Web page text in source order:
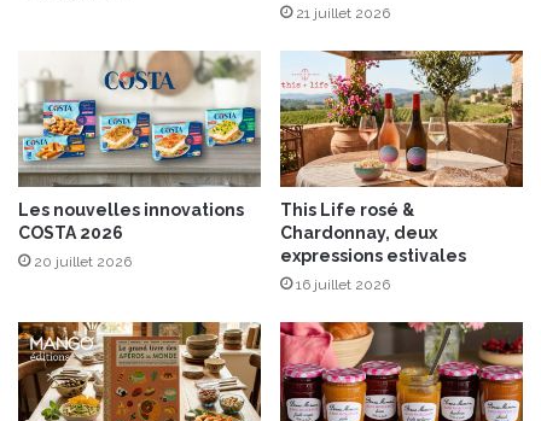
a
c
q
u
e
s
21 juillet 2026
Les nouvelles innovations
COSTA 2026
20 juillet 2026
This Life rosé &
Chardonnay, deux
expressions estivales
16 juillet 2026